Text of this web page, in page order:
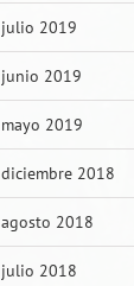
julio 2019
junio 2019
mayo 2019
diciembre 2018
agosto 2018
julio 2018